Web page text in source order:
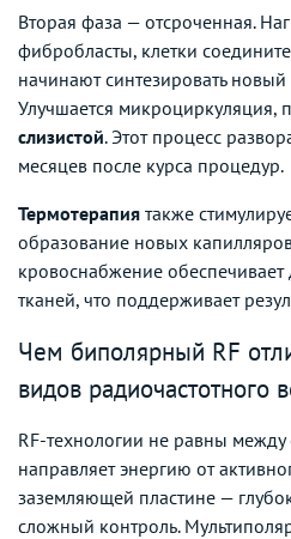
Вторая фаза — отсроченная.
фибробласты, клетки
начинают синтезировать новый
Улучшается микроциркуляция,
слизистой. Этот процесс
месяцев после курса процедур.
Термотерапия также
образование новых
кровоснабжение
тканей, что поддерживает
Чем биполярный RF
видов радиочастотного
RF-технологии не равны
направляет энергию от
заземляющей пластине —
сложный контроль.